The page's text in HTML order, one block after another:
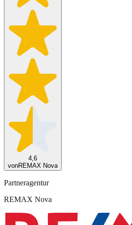
4,6
vonREMAX Nova
Partneragentur
REMAX Nova